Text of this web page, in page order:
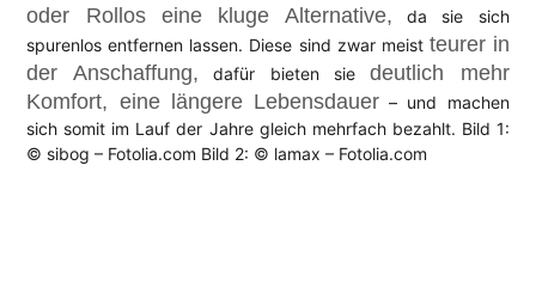
oder Rollos eine kluge Alternative, da sie sich
spurenlos entfernen lassen. Diese sind zwar meist teurer in
der Anschaffung, dafür bieten siedeutlich mehr
Komfort, eine längere Lebensdauer – und machen
sich somit im Lauf der Jahre gleich mehrfach bezahlt. Bild 1:
© sibog – Fotolia.com Bild 2: © lamax – Fotolia.com